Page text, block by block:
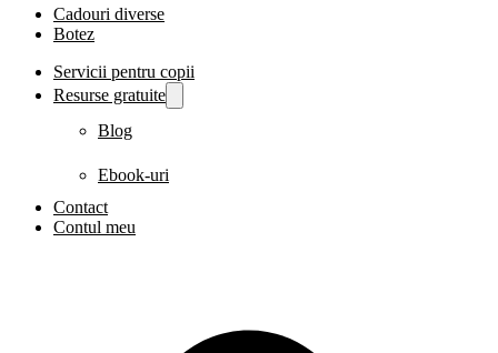
Cadouri diverse
Botez
Servicii pentru copii
Resurse gratuite
Blog
Ebook-uri
Contact
Contul meu